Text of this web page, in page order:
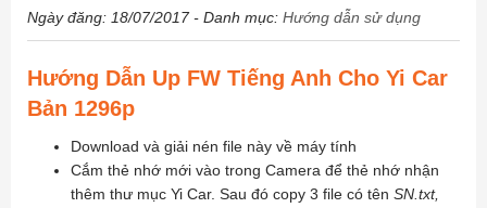
Ngày đăng: 18/07/2017- Danh mục: Hướng dẫn sử dụng
Hướng Dẫn Up FW Tiếng Anh Cho Yi Car
Bản 1296p
Download và giải nén file này về máy tính
Cắm thẻ nhớ mới vào trong Camera để thẻ nhớ nhận
thêm thư mục Yi Car. Sau đó copy 3 file có tên SN.txt,